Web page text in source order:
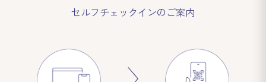
セルフチェックインのご案内